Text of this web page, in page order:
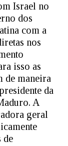
Israel no
dos
com a
nos
isso as
de maneira
da
A
geral
de